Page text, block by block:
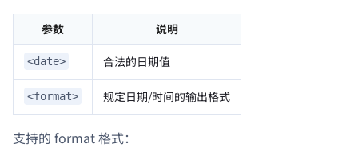
参数 说明
<date> 合法的日期值
<format> 规定日期/时间的输出格式
支持的 format 格式：